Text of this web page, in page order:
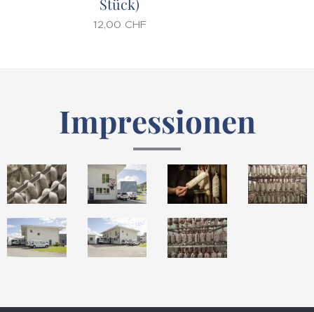
12,00 CHF
Impressionen